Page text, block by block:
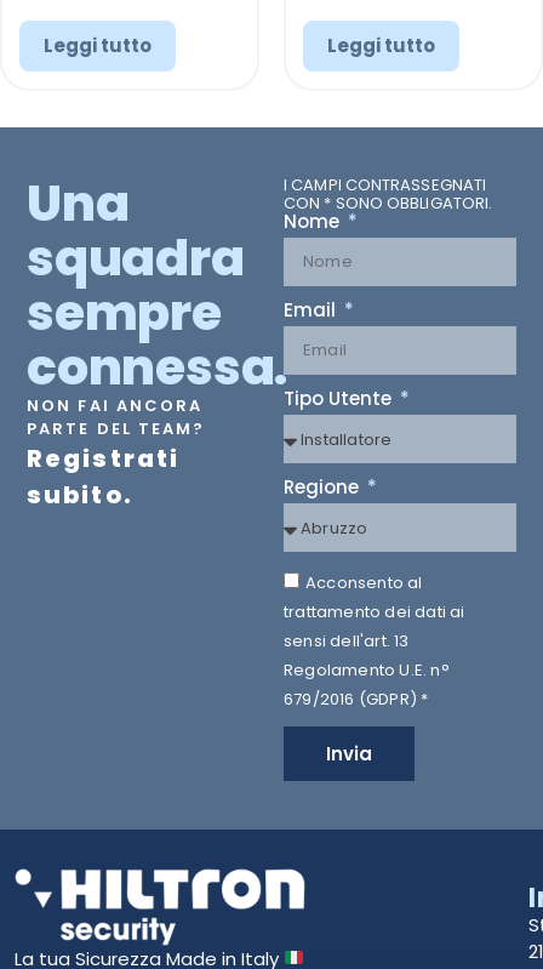
Leggi tutto Leggi tutto
Una
squadra
sempre
connessa.
NON FAI ANCORA
PARTE DEL TEAM?
Registrati
subito.
I CAMPI CONTRASSEGNATI
CON * SONO OBBLIGATORI.
Nome
Email
Tipo Utente
Regione
Acconsento al
trattamento dei dati ai
sensi dell'art. 13
Regolamento U.E. n°
679/2016 (GDPR) *
Invia
La tua Sicurezza Made in Italy